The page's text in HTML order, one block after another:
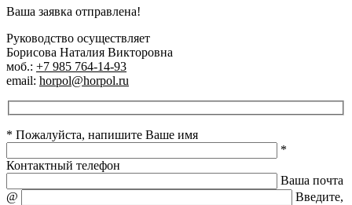
Ваша заявка отправлена!
Руководство осуществляет
Борисова Наталия Викторовна
моб.: +7 985 764-14-93
email: horpol@horpol.ru
* Пожалуйста, напишите Ваше имя
*
Контактный телефон
Ваша почта
@
Введите,